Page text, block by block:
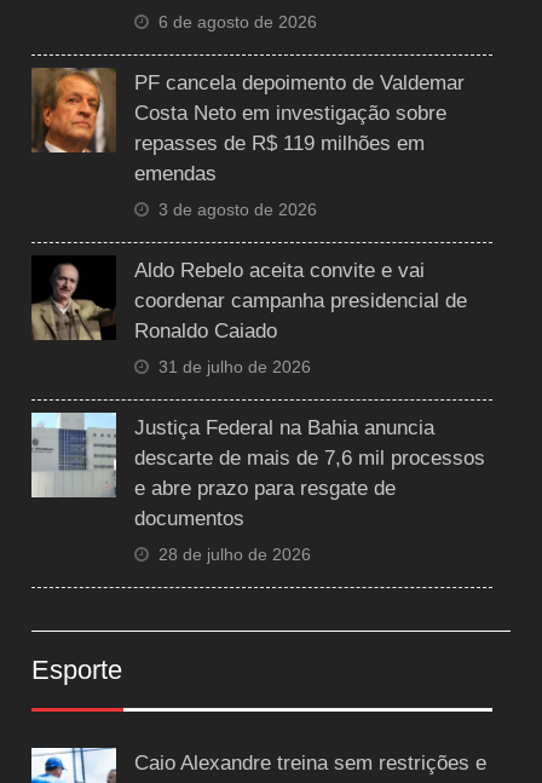
6 de agosto de 2026
PF cancela depoimento de Valdemar
Costa Neto em investigação sobre
repasses de R$ 119 milhões em
emendas
3 de agosto de 2026
Aldo Rebelo aceita convite e vai
coordenar campanha presidencial de
Ronaldo Caiado
31 de julho de 2026
Justiça Federal na Bahia anuncia
descarte de mais de 7,6 mil processos
e abre prazo para resgate de
documentos
28 de julho de 2026
Esporte
Caio Alexandre treina sem restrições e